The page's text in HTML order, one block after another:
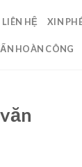
LIÊN HỆ XIN
HOÀN CÔNG